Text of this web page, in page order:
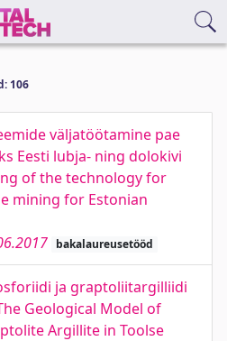
106
väljatöötamine pae
Eesti lubja- ning dolokivi
of the technology for
mining for Estonian
bakalaureusetööd
ja graptoliitargilliidi
Geological Model of
Argillite in Toolse